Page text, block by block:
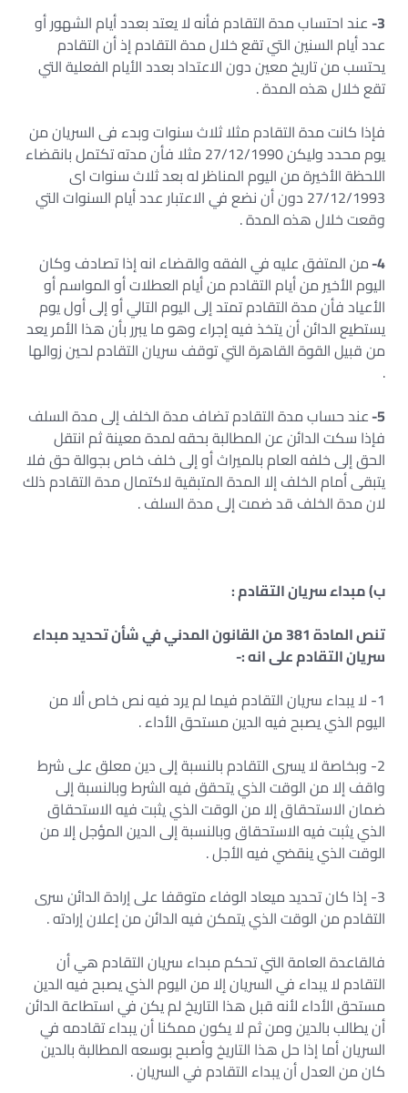
3- عند احتساب مدة التقادم فأنه لا يعتد بعدد أيام الشهور أو
عدد أيام السنين التي تقع خلال مدة التقادم إذ أن التقادم
يحتسب من تاريخ معين دون الاعتداد بعدد الأيام الفعلية التي
تقع خلال هذه المدة .
فإذا كانت مدة التقادم مثلا ثلاث سنوات وبدء فى السريان من
يوم محدد وليكن 27/12/1990 مثلا فأن مدته تكتمل بانقضاء
اللحظة الأخيرة من اليوم المناظر له بعد ثلاث سنوات اى
27/12/1993 دون أن نضع في الاعتبار عدد أيام السنوات التي
وقعت خلال هذه المدة .
4- من المتفق عليه في الفقه والقضاء انه إذا تصادف وكان
اليوم الأخير من أيام التقادم من أيام العطلات أو المواسم أو
الأعياد فأن مدة التقادم تمتد إلى اليوم التالي أو إلى أول يوم
يستطيع الدائن أن يتخذ فيه إجراء وهو ما يبرر بأن هذا الأمر يعد
من قبيل القوة القاهرة التي توقف سريان التقادم لحين زوالها
.
5- عند حساب مدة التقادم تضاف مدة الخلف إلى مدة السلف
فإذا سكت الدائن عن المطالبة بحقه لمدة معينة ثم انتقل
الحق إلى خلفه العام بالميراث أو إلى خلف خاص بجوالة حق فلا
يتبقى أمام الخلف إلا المدة المتبقية لاكتمال مدة التقادم ذلك
لان مدة الخلف قد ضمت إلى مدة السلف .
ب‌) مبداء سريان التقادم :
تنص المادة 381 من القانون المدني في شأن تحديد مبداء
سريان التقادم على انه :-
1- لا يبداء سريان التقادم فيما لم يرد فيه نص خاص ألا من
اليوم الذي يصبح فيه الدين مستحق الأداء .
2- وبخاصة لا يسرى التقادم بالنسبة إلى دين معلق على شرط
واقف إلا من الوقت الذي يتحقق فيه الشرط وبالنسبة إلى
ضمان الاستحقاق إلا من الوقت الذي يثبت فيه الاستحقاق
الذي يثبت فيه الاستحقاق وبالنسبة إلى الدين المؤجل إلا من
الوقت الذي ينقضي فيه الأجل .
3- إذا كان تحديد ميعاد الوفاء متوقفا على إرادة الدائن سرى
التقادم من الوقت الذي يتمكن فيه الدائن من إعلان إرادته .
فالقاعدة العامة التي تحكم مبداء سريان التقادم هي أن
التقادم لا يبداء في السريان إلا من اليوم الذي يصبح فيه الدين
مستحق الأداء لأنه قبل هذا التاريخ لم يكن في استطاعة الدائن
أن يطالب بالدين ومن ثم لا يكون ممكنا أن يبداء تقادمه في
السريان أما إذا حل هذا التاريخ وأصبح بوسعه المطالبة بالدين
كان من العدل أن يبداء التقادم في السريان .